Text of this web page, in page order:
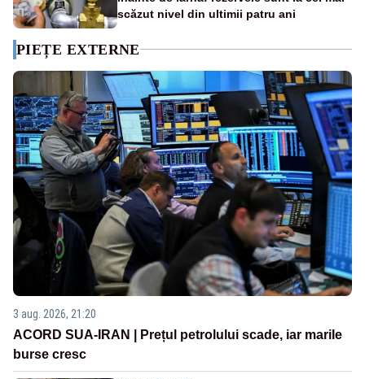
scăzut nivel din ultimii patru ani
PIEȚE EXTERNE
3 aug. 2026, 21:20
ACORD SUA-IRAN | Prețul petrolului scade, iar marile
burse cresc